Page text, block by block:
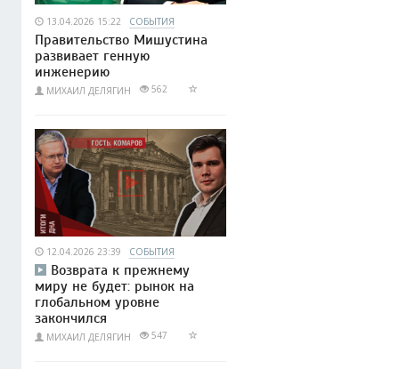
13.04.2026 15:22 СОБЫТИЯ
Правительство Мишустина
развивает генную
инженерию
МИХАИЛ ДЕЛЯГИН 562
12.04.2026 23:39 СОБЫТИЯ
Возврата к прежнему
миру не будет: рынок на
глобальном уровне
закончился
МИХАИЛ ДЕЛЯГИН 547